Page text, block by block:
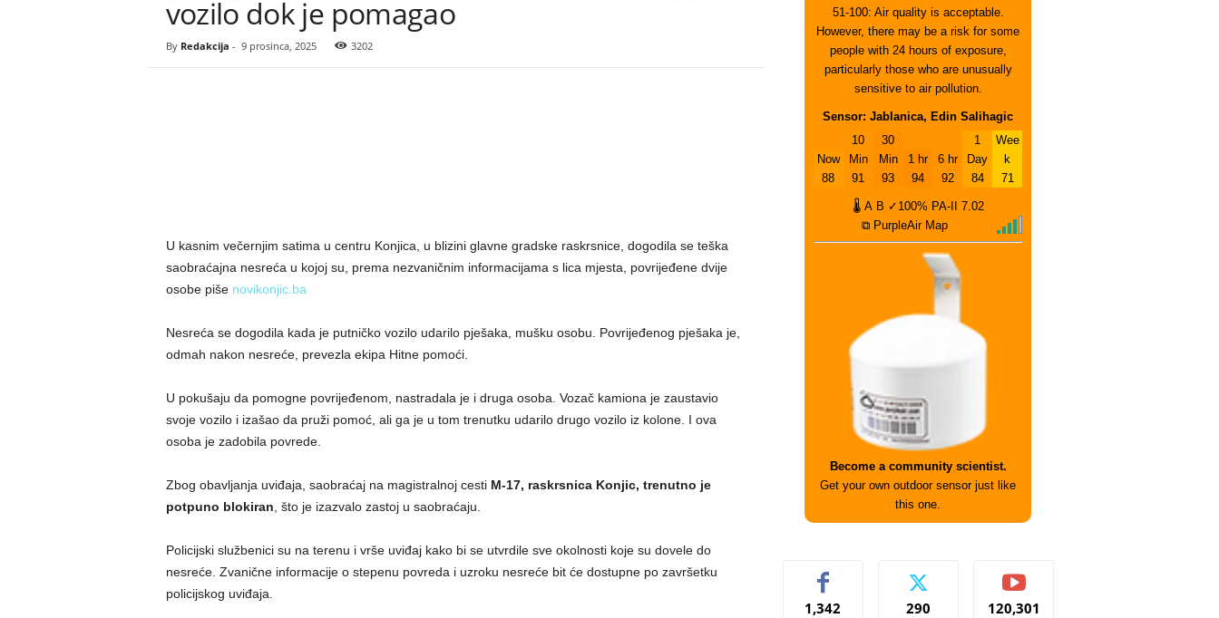
vozilo dok je pomagao
By Redakcija - 9 prosinca, 2025 3202
U kasnim večernjim satima u centru Konjica, u blizini glavne gradske raskrsnice, dogodila se teška
saobraćajna nesreća u kojoj su, prema nezvaničnim informacijama s lica mjesta, povrijeđene dvije
osobe piše novikonjic.ba
Nesreća se dogodila kada je putničko vozilo udarilo pješaka, mušku osobu. Povrijeđenog pješaka je,
odmah nakon nesreće, prevezla ekipa Hitne pomoći.
U pokušaju da pomogne povrijeđenom, nastradala je i druga osoba. Vozač kamiona je zaustavio
svoje vozilo i izašao da pruži pomoć, ali ga je u tom trenutku udarilo drugo vozilo iz kolone. I ova
osoba je zadobila povrede.
Zbog obavljanja uviđaja, saobraćaj na magistralnoj cesti M-17, raskrsnica Konjic, trenutno je
potpuno blokiran , što je izazvalo zastoj u saobraćaju.
Policijski službenici su na terenu i vrše uviđaj kako bi se utvrdile sve okolnosti koje su dovele do
nesreće. Zvanične informacije o stepenu povreda i uzroku nesreće bit će dostupne po završetku
policijskog uviđaja.
51-100: Air quality is acceptable.
However, there may be a risk for some
people with 24 hours of exposure,
particularly those who are unusually
sensitive to air pollution.
Sensor: Jablanica, Edin Salihagic
Now
88
10
Min
91
30
Min
93
1 hr
94
6 hr
92
1
Day
84
Wee
k
71
🌡 A B ✓100% PA-II
7.02
⧉ PurpleAir Map
Become a community scientist.
Get your own outdoor sensor just like
this one.
1,342 290 120,301